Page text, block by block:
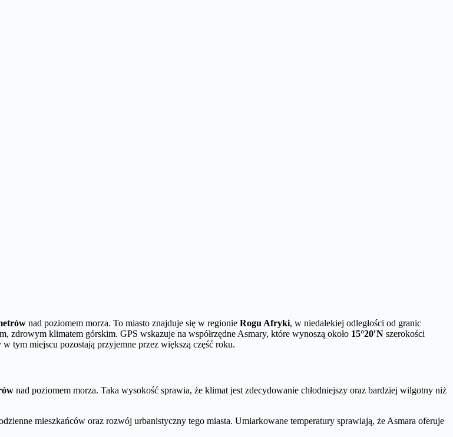
nad poziomem morza. To miasto znajduje się w regionie Rogu Afryki, w niedalekiej odległości od granic
zdrowym klimatem górskim. GPS wskazuje na współrzędne Asmary, które wynoszą około 15°20′N szerokości
tym miejscu pozostają przyjemne przez większą część roku.
nad poziomem morza. Taka wysokość sprawia, że klimat jest zdecydowanie chłodniejszy oraz bardziej wilgotny niż
mieszkańców oraz rozwój urbanistyczny tego miasta. Umiarkowane temperatury sprawiają, że Asmara oferuje